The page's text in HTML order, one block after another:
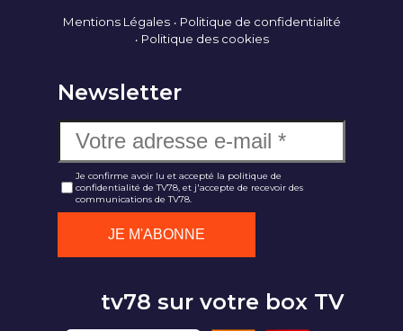
Mentions Légales
Politique de confidentialité
Politique des cookies
Newsletter
Je confirme avoir lu et accepté la politique de
confidentialité de TV78, et j'accepte de recevoir des
communications de TV78.
tv78 sur votre box TV